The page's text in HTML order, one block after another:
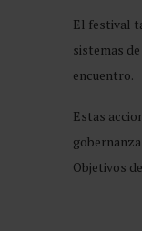
El festival
sistemas
encuentro.
Estas
Objetivos